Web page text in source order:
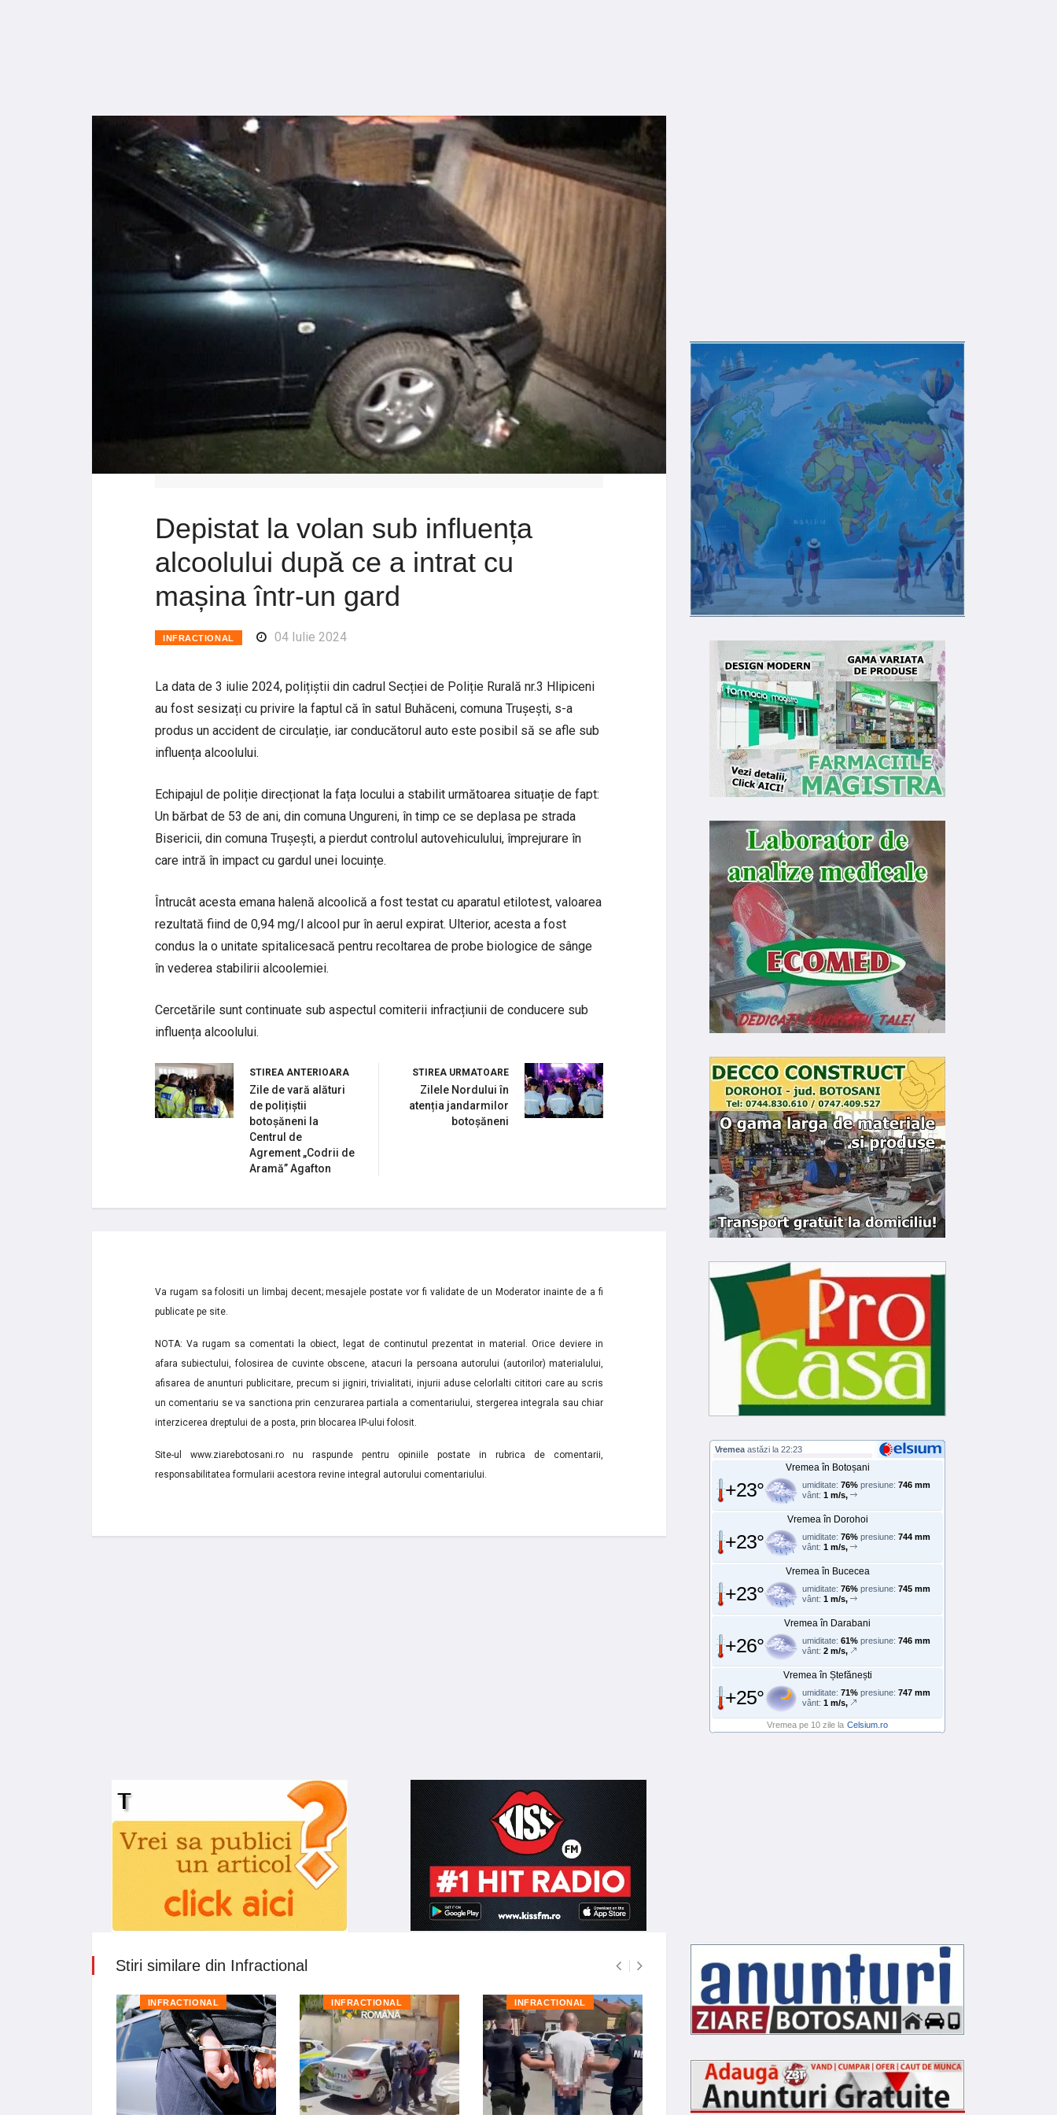
Depistat la volan sub influența
alcoolului după ce a intrat cu
mașina într-un gard
INFRACTIONAL 04 Iulie 2024
La data de 3 iulie 2024, polițiștii din cadrul Secției de Poliție Rurală nr.3 Hlipiceni
au fost sesizați cu privire la faptul că în satul Buhăceni, comuna Trușești, s-a
produs un accident de circulație, iar conducătorul auto este posibil să se afle sub
influența alcoolului.
Echipajul de poliție direcționat la fața locului a stabilit următoarea situație de fapt:
Un bărbat de 53 de ani, din comuna Ungureni, în timp ce se deplasa pe strada
Bisericii, din comuna Trușești, a pierdut controlul autovehiculului, împrejurare în
care intră în impact cu gardul unei locuințe.
Întrucât acesta emana halenă alcoolică a fost testat cu aparatul etilotest, valoarea
rezultată fiind de 0,94 mg/l alcool pur în aerul expirat. Ulterior, acesta a fost
condus la o unitate spitalicesacă pentru recoltarea de probe biologice de sânge
în vederea stabilirii alcoolemiei.
Cercetările sunt continuate sub aspectul comiterii infracțiunii de conducere sub
influența alcoolului.
STIREA ANTERIOARA
Zile de vară alături
de polițiștii
botoșăneni la
Centrul de
Agrement „Codrii de
Aramă” Agafton
STIREA URMATOARE
Zilele Nordului în
atenția jandarmilor
botoșăneni
Va rugam sa folositi un limbaj decent; mesajele postate vor fi validate de un Moderator inainte de a fi
publicate pe site.
NOTA: Va rugam sa comentati la obiect, legat de continutul prezentat in material. Orice deviere in
afara subiectului, folosirea de cuvinte obscene, atacuri la persoana autorului (autorilor) materialului,
afisarea de anunturi publicitare, precum si jigniri, trivialitati, injurii aduse celorlalti cititori care au scris
un comentariu se va sanctiona prin cenzurarea partiala a comentariului, stergerea integrala sau chiar
interzicerea dreptului de a posta, prin blocarea IP-ului folosit.
Site-ul www.ziarebotosani.ro nu raspunde pentru opiniile postate in rubrica de comentarii,
responsabilitatea formularii acestora revine integral autorului comentariului.
Stiri similare din Infractional
INFRACTIONAL INFRACTIONAL INFRACTIONAL INFRACTIONAL INFRACTIONAL
Vremea astăzi la 22:23
Vremea în Botoșani
+23° umiditate: 76% presiune: 746 mm
vânt: 1 m/s,
Vremea în Dorohoi
+23° umiditate: 76% presiune: 744 mm
vânt: 1 m/s,
Vremea în Bucecea
+23° umiditate: 76% presiune: 745 mm
vânt: 1 m/s,
Vremea în Darabani
+26° umiditate: 61% presiune: 746 mm
vânt: 2 m/s,
Vremea în Ștefănești
+25° umiditate: 71% presiune: 747 mm
vânt: 1 m/s,
Vremea pe 10 zile la Celsium.ro